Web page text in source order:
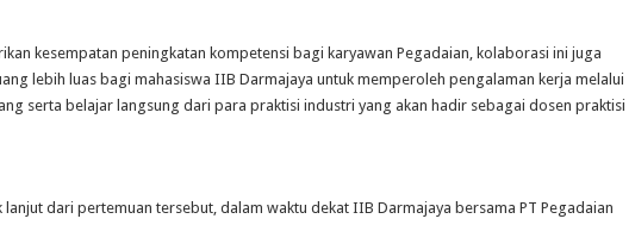
kesempatan peningkatan kompetensi bagi karyawan Pegadaian, kolaborasi ini juga
lebih luas bagi mahasiswa IIB Darmajaya untuk memperoleh pengalaman kerja melalui
serta belajar langsung dari para praktisi industri yang akan hadir sebagai dosen praktisi
lanjut dari pertemuan tersebut, dalam waktu dekat IIB Darmajaya bersama PT Pegadaian